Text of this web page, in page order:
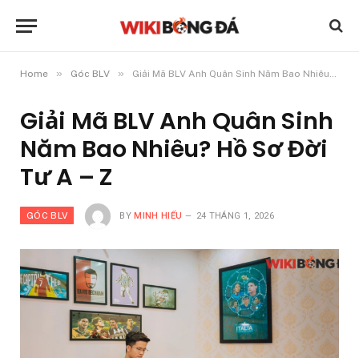
Home » Góc BLV » Giải Mã BLV Anh Quân Sinh Năm Bao Nhiêu? Hồ Sơ Đời Tư A – Z
Giải Mã BLV Anh Quân Sinh
Năm Bao Nhiêu? Hồ Sơ Đời
Tư A – Z
GÓC BLV BY MINH HIẾU 24 THÁNG 1, 2026